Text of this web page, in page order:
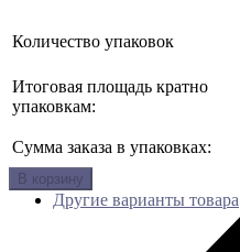
Количество упаковок
Итоговая площадь кратно
упаковкам:
Сумма заказа в упаковках:
В корзину
Другие варианты товара